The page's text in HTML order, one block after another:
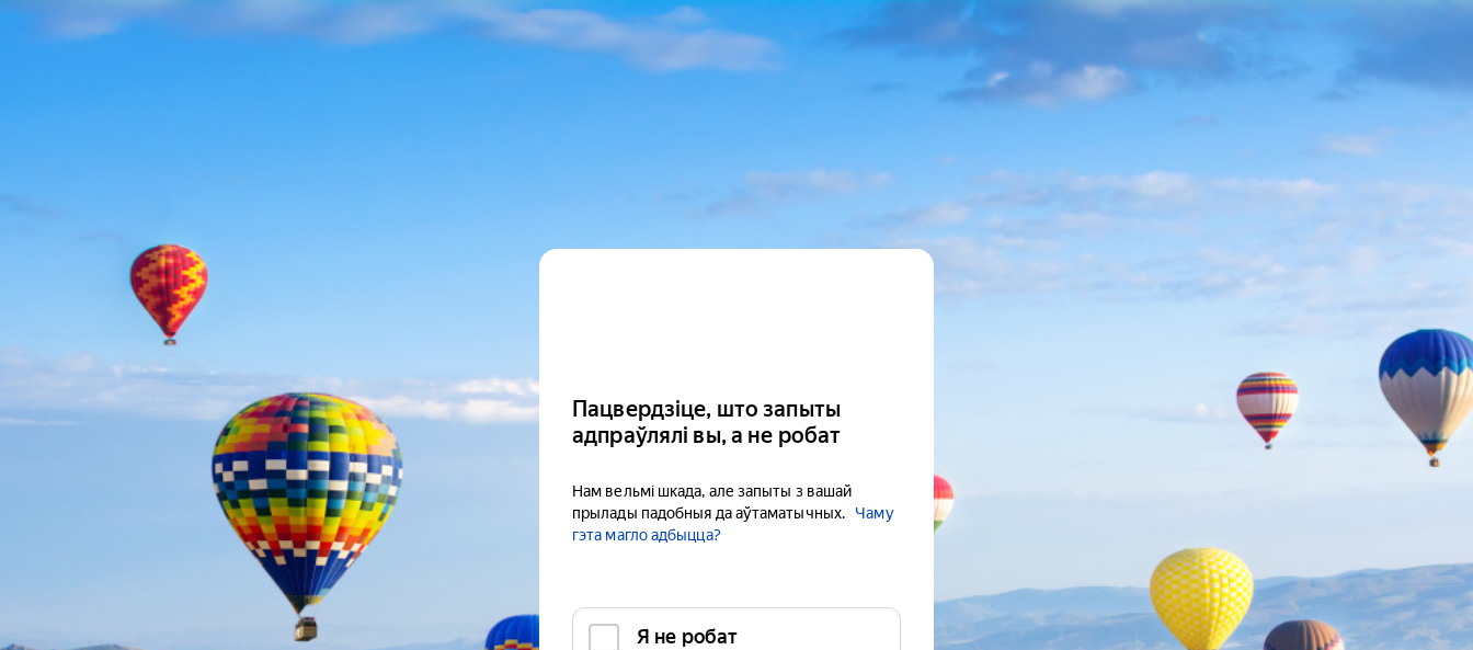
Пацвердзіце, што запыты
адпраўлялі вы, а не робат
Нам вельмі шкада, але запыты з вашай
прылады падобныя да аўтаматычных.
Чаму
гэта магло адбыцца?
Я не робат